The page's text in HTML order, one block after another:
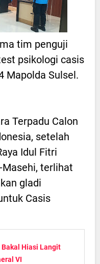
tim penguji
psikologi casis
Mapolda Sulsel.
Terpadu Calon
setelah
Idul Fitri
Masehi, terlihat
gladi
Casis
Bakal Hiasi Langit
VI